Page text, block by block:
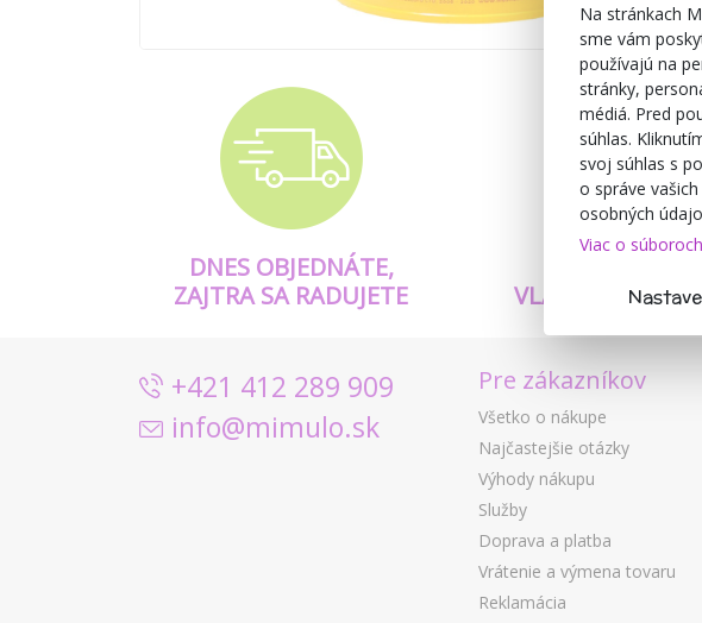
DNES OBJEDNÁTE,
ZAJTRA SA RADUJETE
VLASTNÉ
+421 412 289 909
info@mimulo.sk
Pre zákazníkov
Všetko o nákupe
Najčastejšie otázky
Výhody nákupu
Služby
Doprava a platba
Vrátenie a výmena tovaru
Reklamácia
Na stránkach
sme vám
používajú na
stránky,
médiá. Pred
súhlas.
svoj súhlas s
o správe
osobných
Viac o